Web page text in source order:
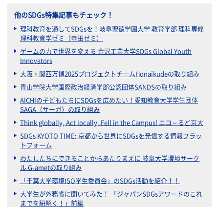
他のSDGs特集記事もチェック！
理科教育を通してSDGsを！岐阜聖徳学園大学 教育学部 理科専修
理科教育学ゼミ（寺田ゼミ）
ゲームの力で世界を変える 金沢工業大学SDGs Global Youth
Innovators
大阪・関西万博2025プロジェクトチームHonaikudeの取り組み
青山学院大学国際政治経済学部公認団体SANDSの取り組み
AICHIの子どもたちにSDGsを広めたい！愛知教育大学学生団体
SAGA（サーガ）の取り組み
Think globally, Act locally, Fell in the Campus! エコ～るど京大
SDGs KYOTO TIME: 京都から世界にSDGsを発信する情報プラッ
トフォーム
わたしたちにできることからあたりまえに 岐阜大学環境サーク
ル G-ametの取り組み
「千葉大学環境ISO学生委員会」のSDGs活動を紹介！！
大学生が外務省に聞いてみた！ 「ジャパンSDGsアワードのこれ
までを紐解く！」前編